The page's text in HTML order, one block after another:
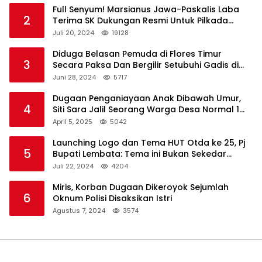
2
Full Senyum! Marsianus Jawa-Paskalis Laba
Terima SK Dukungan Resmi Untuk Pilkada
Lembata
Juli 20, 2024 19128
3
Diduga Belasan Pemuda di Flores Timur
Secara Paksa Dan Bergilir Setubuhi Gadis di
Bawah Umur
Juni 28, 2024 5717
4
Dugaan Penganiayaan Anak Dibawah Umur,
Siti Sara Jalil Seorang Warga Desa Normal 1
Melapor ke Polisi
April 5, 2025 5042
5
Launching Logo dan Tema HUT Otda ke 25, Pj
Bupati Lembata: Tema ini Bukan Sekedar
Refleksi Semalam
Juli 22, 2024 4204
6
Miris, Korban Dugaan Dikeroyok Sejumlah
Oknum Polisi Disaksikan Istri
Agustus 7, 2024 3574